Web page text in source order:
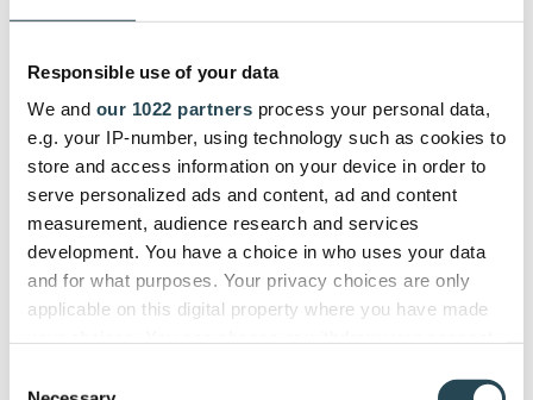
Responsible use of your data
We and our 1022 partners process your personal data,
e.g. your IP-number, using technology such as cookies to
store and access information on your device in order to
serve personalized ads and content, ad and content
measurement, audience research and services
development. You have a choice in who uses your data
and for what purposes. Your privacy choices are only
applicable on this digital property where you have made
the Privacy trigger icon.
von Code, wodurch der Designprozess erheblich
Beliebte Website-Design-Tools wie Figma AI gehen
über eine einfache Automatisierung hinaus, indem
sie Design-Layouts auf der Grundlage von
Benutzereingaben generieren und sich nahtlos in
Projektmanagement-Plattformen integrieren lassen.
Andere spezialisierte Tools gehen auf spezifische
Designanforderungen ein und bieten KI-gestützte
Weiterentwicklungen ermöglichen es Designern,